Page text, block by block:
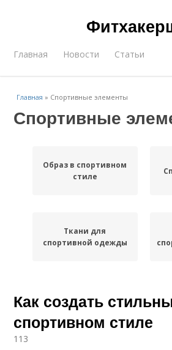
Главная Новости Статьи
Главная » Спортивные элементы
Спортивные
Образ в спортивном
стиле
Ткани для
спортивной одежды
Ткань для
спортивной одежды
Как создать
спортивном стиле
113